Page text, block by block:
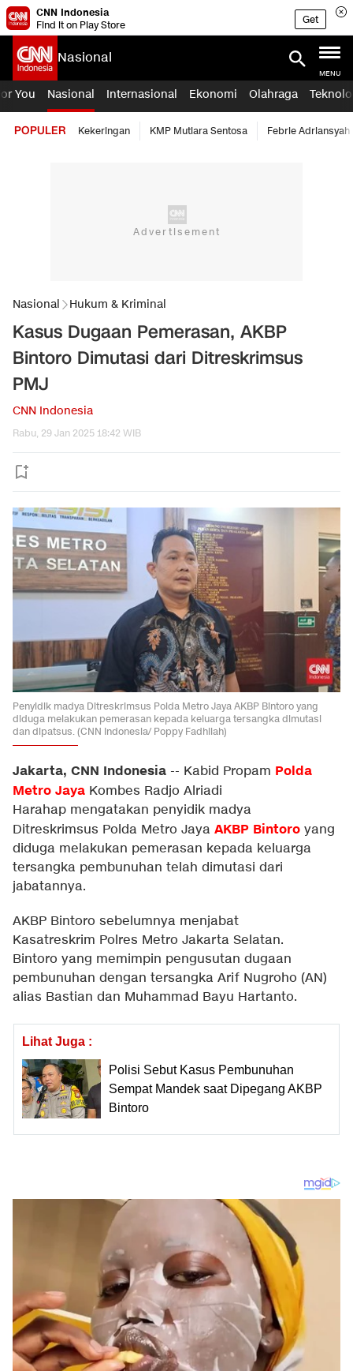
CNN Indonesia
Find it on Play Store
Get
Nasional
MENU
You Nasional Internasional Ekonomi Olahraga
POPULER Kekeringan KMP Mutiara Sentosa Febrie Adriansyah
Nasional Hukum & Kriminal
Kasus Dugaan Pemerasan, AKBP
Bintoro Dimutasi dari Ditreskrimsus
PMJ
CNN Indonesia
Rabu, 29 Jan 2025 18:42 WIB
Penyidik madya Ditreskrimsus Polda Metro Jaya AKBP Bintoro yang
diduga melakukan pemerasan kepada keluarga tersangka dimutasi
dan dipatsus. (CNN Indonesia/ Poppy Fadhilah)
Jakarta, CNN Indonesia -- Kabid Propam Polda
Metro Jaya Kombes Radjo Alriadi
Harahap mengatakan penyidik madya
Ditreskrimsus Polda Metro Jaya AKBP Bintoro yang
diduga melakukan pemerasan kepada keluarga
tersangka pembunuhan telah dimutasi dari
jabatannya.
AKBP Bintoro sebelumnya menjabat
Kasatreskrim Polres Metro Jakarta Selatan.
Bintoro yang memimpin pengusutan dugaan
pembunuhan dengan tersangka Arif Nugroho (AN)
alias Bastian dan Muhammad Bayu Hartanto.
Lihat Juga :
Polisi Sebut Kasus Pembunuhan
Sempat Mandek saat Dipegang AKBP
Bintoro